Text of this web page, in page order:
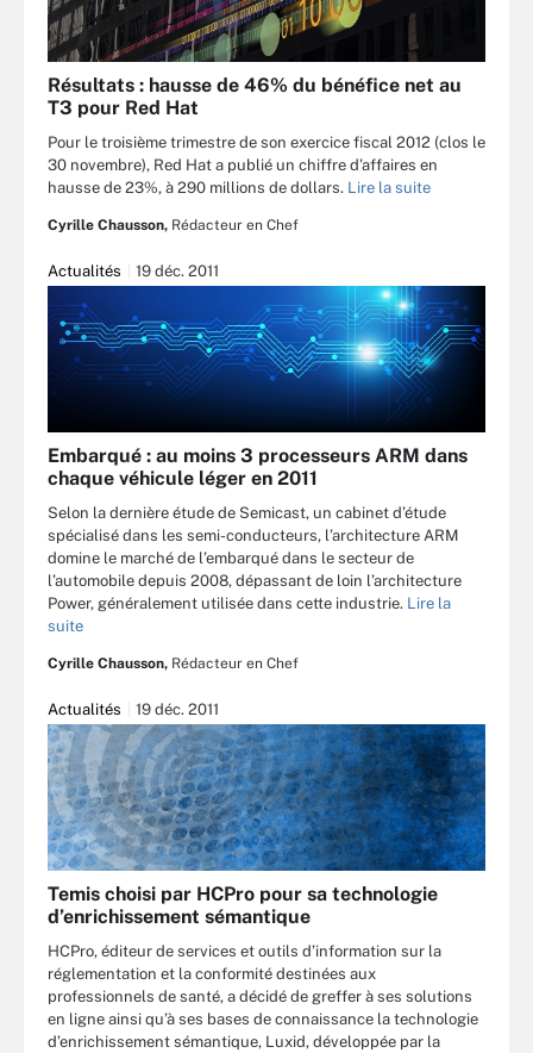
Résultats : hausse de 46% du bénéfice net au
T3 pour Red Hat
Pour le troisième trimestre de son exercice fiscal 2012 (clos le
30 novembre), Red Hat a publié un chiffre d’affaires en
hausse de 23%, à 290 millions de dollars. Lire la suite
Cyrille Chausson, Rédacteur en Chef
Actualités 19 déc. 2011
Embarqué : au moins 3 processeurs ARM dans
chaque véhicule léger en 2011
Selon la dernière étude de Semicast, un cabinet d’étude
spécialisé dans les semi-conducteurs, l’architecture ARM
domine le marché de l’embarqué dans le secteur de
l’automobile depuis 2008, dépassant de loin l’architecture
Power, généralement utilisée dans cette industrie. Lire la
suite
Cyrille Chausson, Rédacteur en Chef
Actualités 19 déc. 2011
Temis choisi par HCPro pour sa technologie
d’enrichissement sémantique
HCPro, éditeur de services et outils d’information sur la
réglementation et la conformité destinées aux
professionnels de santé, a décidé de greffer à ses solutions
en ligne ainsi qu’à ses bases de connaissance la technologie
d’enrichissement sémantique, Luxid, développée par la